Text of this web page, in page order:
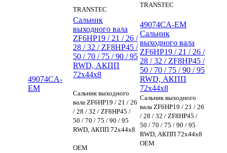
TRANSTEC
TRANSTEC
49074CA-
EM
Сальник
выходного вала
ZF6HP19 / 21 / 26 /
28 / 32 / ZF8HP45 /
50 / 70 / 75 / 90 / 95
RWD, АКПП
72x44x8
Сальник выходного
вала ZF6HP19 / 21 / 26
/ 28 / 32 / ZF8HP45 /
50 / 70 / 75 / 90 / 95
RWD, АКПП 72x44x8
OEM
49074CA-EM
Сальник
выходного вала
ZF6HP19 / 21 / 26 /
28 / 32 / ZF8HP45 /
50 / 70 / 75 / 90 / 95
RWD, АКПП
72x44x8
Сальник выходного
вала ZF6HP19 / 21 / 26
/ 28 / 32 / ZF8HP45 /
50 / 70 / 75 / 90 / 95
RWD, АКПП 72x44x8
OEM